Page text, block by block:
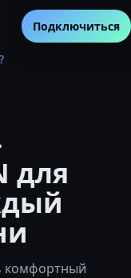
Подключиться
для
комфортный